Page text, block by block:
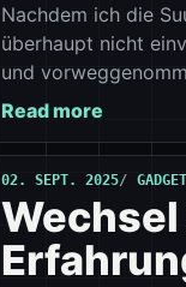
Nachdem ich die
überhaupt nicht
und
Read more
02. SEPT. 2025
Wechsel